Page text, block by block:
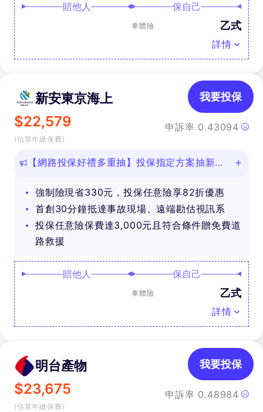
賠他人 保自己
車體險 乙式
詳情
新安東京海上
$22,579
(估算年繳保費)
申訴率 0.43094
我要投保
【網路投保好禮多重抽】投保指定方案抽新款
強制險現省330元，投保任意險享82折優惠
首創30分鐘抵達事故現場、遠端勘估視訊系
投保任意險保費達3,000元且符合條件贈免費道
路救援
賠他人 保自己
車體險 乙式
詳情
明台產物
$23,675
(估算年繳保費)
申訴率 0.48984
我要投保